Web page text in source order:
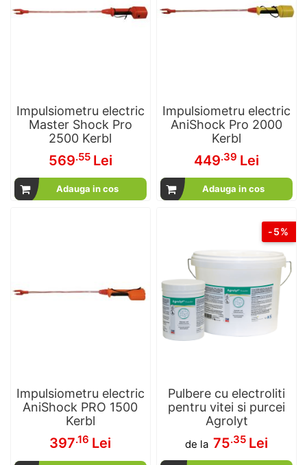
Impulsiometru electric
Master Shock Pro
2500 Kerbl
569.55 Lei
Adauga in cos
Impulsiometru electric
AniShock Pro 2000
Kerbl
449.39 Lei
Adauga in cos
Impulsiometru electric
AniShock PRO 1500
Kerbl
397.16 Lei
-5%
Pulbere cu electroliti
pentru vitei si purcei
Agrolyt
de la 75.35 Lei